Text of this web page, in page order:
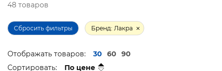
48 товаров
Сбросить фильтры Бренд: Лакра
Отображать товаров: 30 60
90
Сортировать:
По цене